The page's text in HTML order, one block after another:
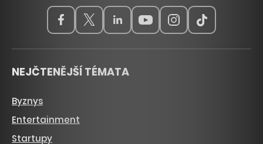
NEJČTENĚJŠÍ TÉMATA
Byznys
Entertainment
Startupy